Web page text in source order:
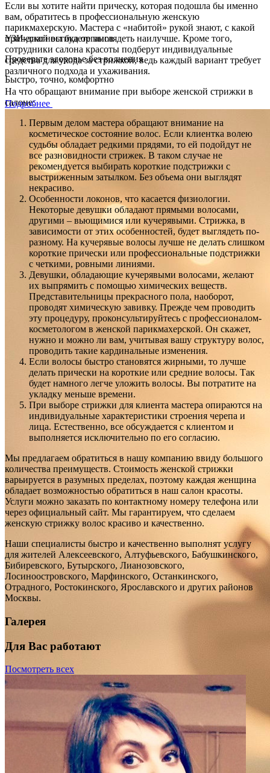
УЗИ-диагностика органов
Проверьте здоровье без волнения
Быстро, точно, комфортно
Подробнее
Если вы хотите найти прическу, которая подошла бы именно
вам, обратитесь в профессиональную женскую
парикмахерскую. Мастера с «набитой» рукой знают, с какой
прической вы будете выглядеть наилучше. Кроме того,
сотрудники салона красоты подберут индивидуальные
средства для ухода за стрижкой, ведь каждый вариант требует
различного подхода и ухаживания.
На что обращают внимание при выборе женской стрижки в
салоне:
Первым делом мастера обращают внимание на
косметическое состояние волос. Если клиентка волею
судьбы обладает редкими прядями, то ей подойдут не
все разновидности стрижек. В таком случае не
рекомендуется выбирать короткие подстрижки с
выстриженным затылком. Без объема они выглядят
некрасиво.
Особенности локонов, что касается физиологии.
Некоторые девушки обладают прямыми волосами,
другими – вьющимися или кучерявыми. Стрижка, в
зависимости от этих особенностей, будет выглядеть по-
разному. На кучерявые волосы лучше не делать слишком
короткие прически или профессиональные подстрижки
с четкими, ровными линиями.
Девушки, обладающие кучерявыми волосами, желают
их выпрямить с помощью химических веществ.
Представительницы прекрасного пола, наоборот,
проводят химическую завивку. Прежде чем проводить
эту процедуру, проконсультируйтесь с профессионалом-
косметологом в женской парикмахерской. Он скажет,
нужно и можно ли вам, учитывая вашу структуру волос,
проводить такие кардинальные изменения.
Если волосы быстро становятся жирными, то лучше
делать прически на короткие или средние волосы. Так
будет намного легче уложить волосы. Вы потратите на
укладку меньше времени.
При выборе стрижки для клиента мастера опираются на
индивидуальные характеристики строения черепа и
лица. Естественно, все обсуждается с клиентом и
выполняется исключительно по его согласию.
Мы предлагаем обратиться в нашу компанию ввиду большого
количества преимуществ. Стоимость женской стрижки
варьируется в разумных пределах, поэтому каждая женщина
обладает возможностью обратиться в наш салон красоты.
Услуги можно заказать по контактному номеру телефона или
через официальный сайт. Мы гарантируем, что сделаем
женскую стрижку волос красиво и качественно.
Наши специалисты быстро и качественно выполнят услугу
для жителей Алексеевского, Алтуфьевского, Бабушкинского,
Бибиревского, Бутырского, Лианозовского,
Лосиноостровского, Марфинского, Останкинского,
Отрадного, Ростокинского, Ярославского и других районов
Москвы.
Галерея
Для Вас работают
Посмотреть всех